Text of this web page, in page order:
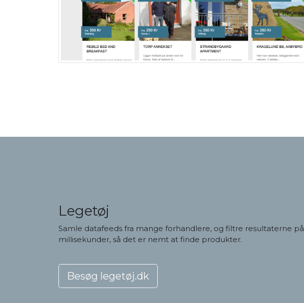
Legetøj
Samle datafeeds fra mange forhandlere, og filtre resultaterne på
millisekunder, så det er nemt at finde produkter.
Besøg legetøj.dk